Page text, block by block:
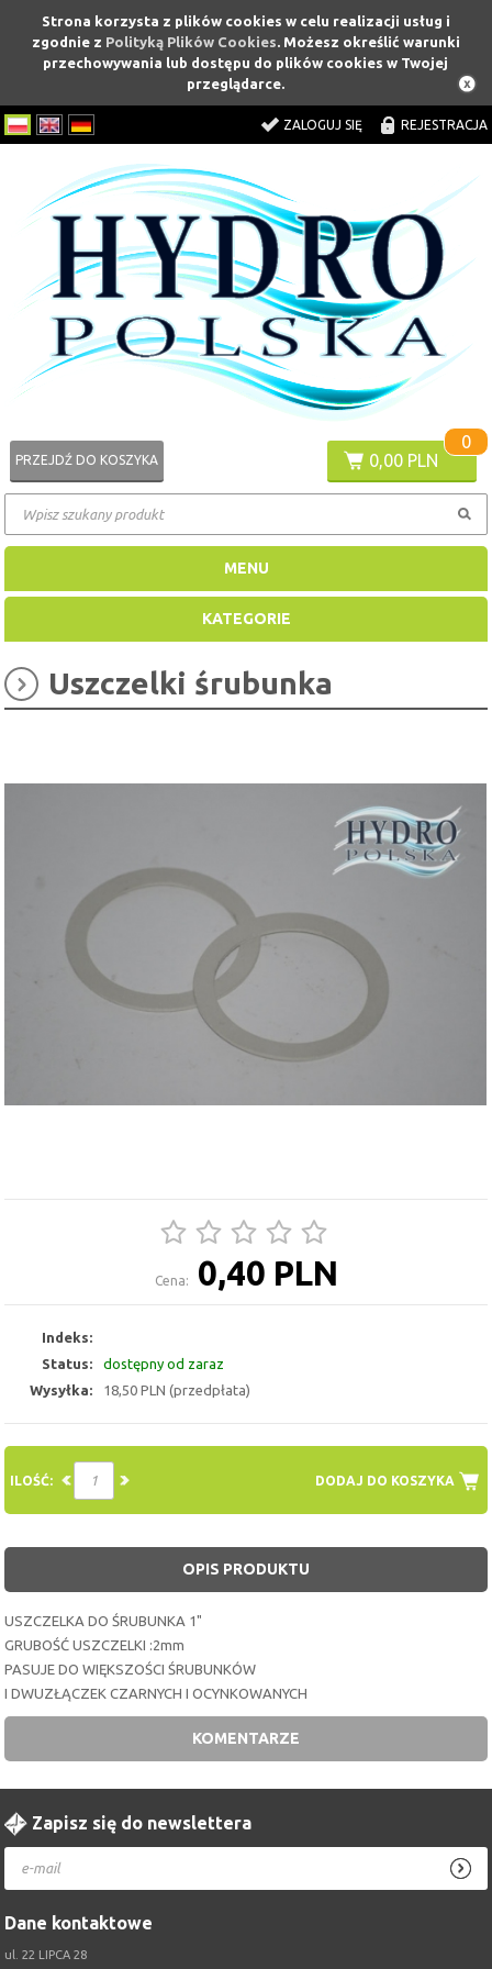
Strona korzysta z plików cookies w celu realizacji usług i
zgodnie z Polityką Plików Cookies. Możesz określić warunki
przechowywania lub dostępu do plików cookies w Twojej
przeglądarce.
ZALOGUJ SIĘ REJESTRACJA
0,00 PLN
0
PRZEJDŹ DO KOSZYKA
MENU
KATEGORIE
Uszczelki śrubunka
Cena: 0,40 PLN
Indeks:
Status:
dostępny od zaraz
Wysyłka:
18,50 PLN (przedpłata)
DODAJ DO KOSZYKA
ILOŚĆ:
OPIS PRODUKTU
USZCZELKA DO ŚRUBUNKA 1"
GRUBOŚĆ USZCZELKI :2mm
PASUJE DO WIĘKSZOŚCI ŚRUBUNKÓW
I DWUZŁĄCZEK CZARNYCH I OCYNKOWANYCH
KOMENTARZE
Zapisz się do newslettera
Dane kontaktowe
ul. 22 LIPCA 28